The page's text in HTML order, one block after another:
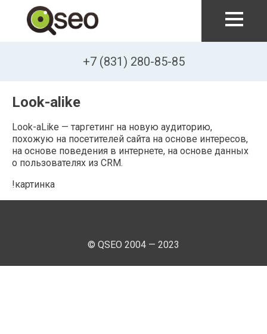
Перейти к основному содержанию
+7 (831) 280-85-85
Look-alike
Look-aLike — таргетинг на новую аудиторию,
похожую на посетителей сайта на основе интересов,
на основе поведения в интернете, на основе данных
о пользователях из CRM.
!картинка
© QSEO 2004 — 2023